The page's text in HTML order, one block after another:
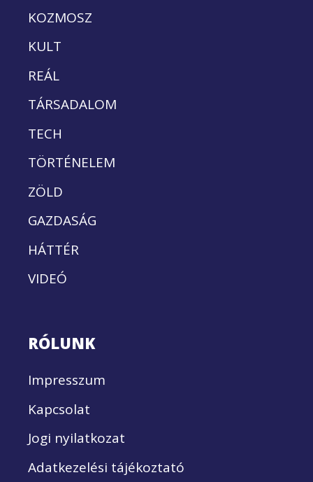
KOZMOSZ
KULT
REÁL
TÁRSADALOM
TECH
TÖRTÉNELEM
ZÖLD
GAZDASÁG
HÁTTÉR
VIDEÓ
RÓLUNK
Impresszum
Kapcsolat
Jogi nyilatkozat
Adatkezelési tájékoztató